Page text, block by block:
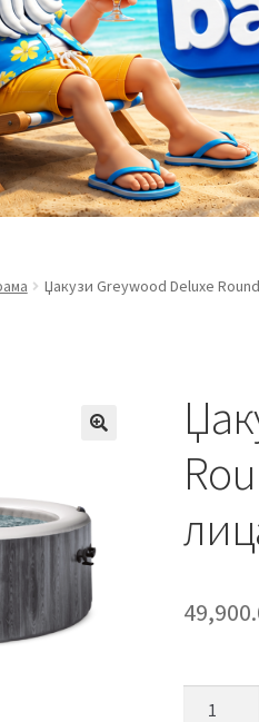
Џакузи Greywood Deluxe